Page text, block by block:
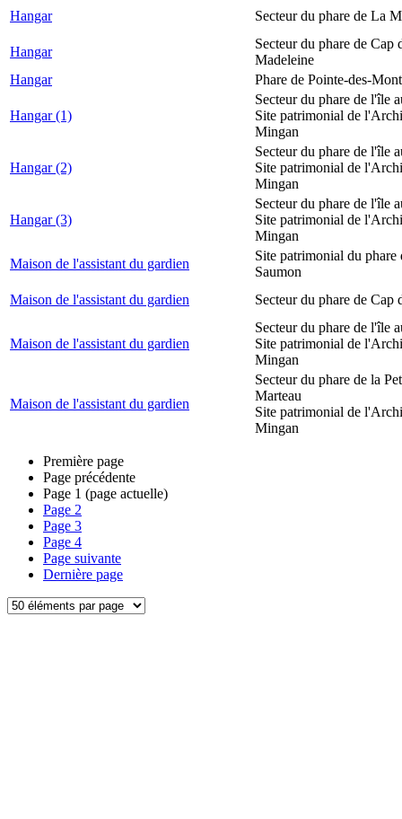
Hangar Secteur du phare de La
Hangar
Secteur du phare de Cap
Madeleine
Hangar
Phare de Pointe-des-
Hangar (1)
Secteur du phare de l'île
Site patrimonial de
Mingan
Hangar (2)
Secteur du phare de l'île
Site patrimonial de
Mingan
Hangar (3)
Secteur du phare de l'île
Site patrimonial de
Mingan
Maison de l'assistant du gardien
Site patrimonial du phare
Saumon
Maison de l'assistant du gardien
Secteur du phare de Cap
Maison de l'assistant du gardien
Secteur du phare de l'île
Site patrimonial de
Mingan
Maison de l'assistant du gardien
Secteur du phare de la
Marteau
Site patrimonial de
Mingan
Première page
Page précédente
Page 1 (page actuelle)
Page 2
Page 3
Page 4
Page suivante
Dernière page